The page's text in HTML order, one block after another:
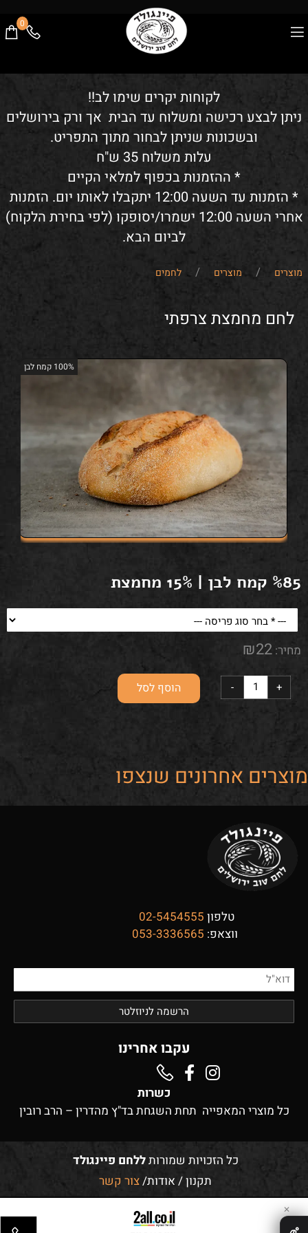
0
לקוחות יקרים שימו לב!!
ניתן לבצע רכישה ומשלוח עד הבית אך ורק בירושלים
ובשכונות שניתן לבחור מתוך התפריט.
עלות משלוח 35 ש"ח
* ההזמנות בכפוף למלאי הקיים
* הזמנות עד השעה 12:00 יתקבלו לאותו יום. הזמנות
אחרי השעה 12:00 ישמרו/יסופקו (לפי בחירת הלקוח)
לביום הבא.
מוצרים / מוצרים / לחמים
לחם מחמצת צרפתי
100% קמח לבן
%85 קמח לבן | 15% מחמצת
מחיר: ₪22
הוסף לסל
מוצרים אחרונים שנצפו
טלפון 02-5454555
ווצאפ: 053-3336565
עקבו אחרינו
כשרות
כל מוצרי המאפייה תחת השגחת בד"ץ מהדרין – הרב רובין
כל הזכויות שמורותללחם פיינגולד
תקנון/ אודות/צור קשר
✕